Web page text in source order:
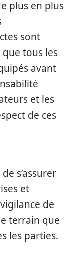
plus en plus
sont
tous les
avant
et les
de ces
s’assurer
et
de
terrain que
les parties.